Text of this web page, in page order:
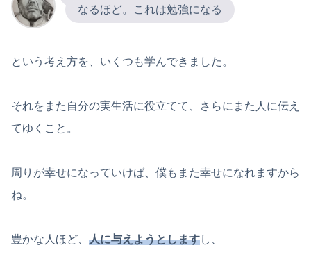
なるほど。これは勉強になる
という考え方を、いくつも学んできました。
それをまた自分の実生活に役立てて、さらにまた人に伝え
てゆくこと。
周りが幸せになっていけば、僕もまた幸せになれますから
ね。
豊かな人ほど、 人に与えようとしますし、